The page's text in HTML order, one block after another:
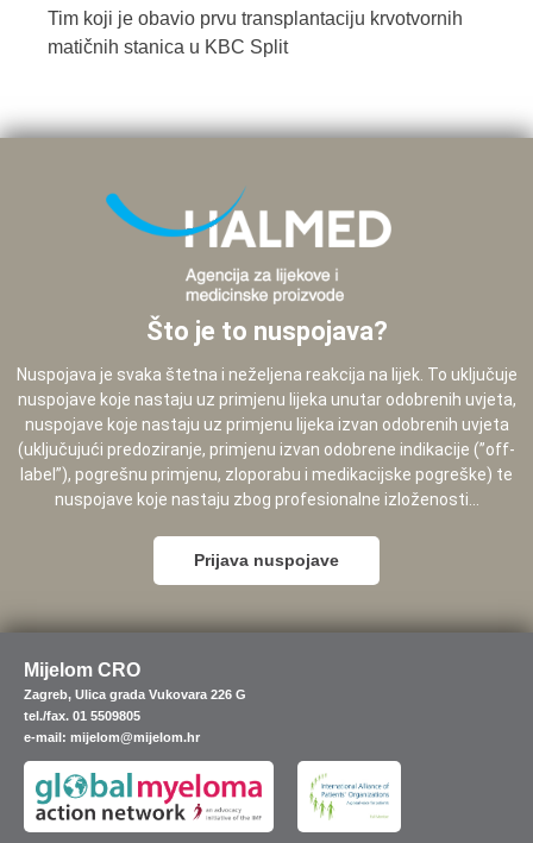
Tim koji je obavio prvu transplantaciju krvotvornih
matičnih stanica u KBC Split
Što je to nuspojava?
Nuspojava je svaka štetna i neželjena reakcija na lijek. To uključuje
nuspojave koje nastaju uz primjenu lijeka unutar odobrenih uvjeta,
nuspojave koje nastaju uz primjenu lijeka izvan odobrenih uvjeta
(uključujući predoziranje, primjenu izvan odobrene indikacije (”off-
label”), pogrešnu primjenu, zloporabu i medikacijske pogreške) te
nuspojave koje nastaju zbog profesionalne izloženosti...
Prijava nuspojave
Mijelom CRO
Zagreb, Ulica grada Vukovara 226 G
tel./fax. 01 5509805
e-mail: mijelom@mijelom.hr